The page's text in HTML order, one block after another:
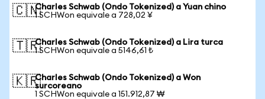
🇨🇳Charles Schwab (Ondo Tokenized) a Yuan chino
1 SCHWon equivale a 728,02 ¥
🇹🇷Charles Schwab (Ondo Tokenized) a Lira turca
1 SCHWon equivale a 5146,61 ₺
🇰🇷Charles Schwab (Ondo Tokenized) a Won
surcoreano
1 SCHWon equivale a 151.912,87 ₩